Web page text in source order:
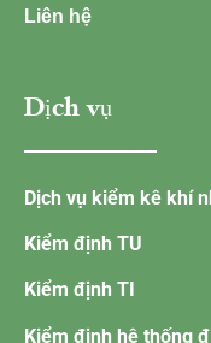
Liên hệ
Dịch vụ
Dịch vụ kiểm kê khí
Kiểm định TU
Kiểm định TI
Kiểm định hệ thống